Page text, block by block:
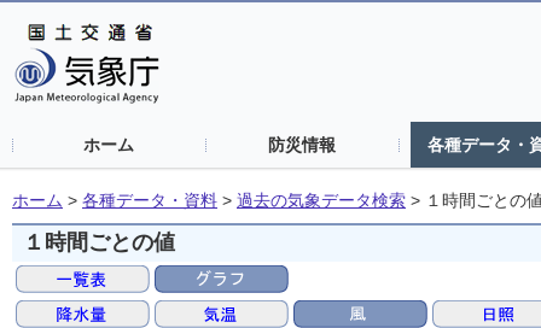
ホーム 防災情報 各種データ・
ホーム > 各種データ・資料 > 過去の気象データ検索 > １時間ごとの
１時間ごとの値